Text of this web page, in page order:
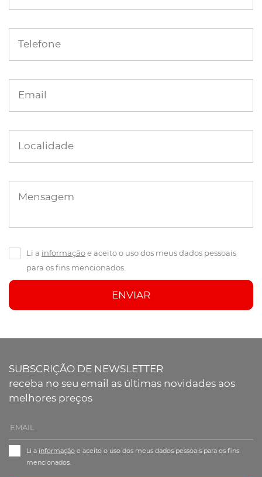
Telefone
Email
Localidade
Mensagem
Li a informaçãoe aceito o uso dos meus dados pessoais
para os fins mencionados.
ENVIAR
SUBSCRIÇÃO DE NEWSLETTER
receba no seu email as últimas novidades aos
melhores preços
Li a informação e aceito o uso dos meus dados pessoais para os fins
mencionados.